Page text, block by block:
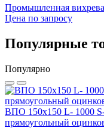
Промышленная
Цена по запросу
Популярные
Популярно
ВПО 150x150 L- 1000
прямоугольный